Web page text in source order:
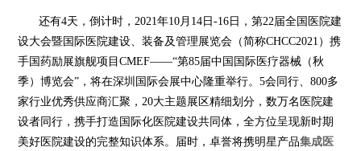
还有4天，倒计时， 2021年10月14日-16日， 第22届全国医院建
设大会暨国际医院建设、装备及管理展览会（简称CHCC2021）携
手国药励展旗舰项目CMEF——“第85届中国国际医疗器械（秋
季）博览会”，将在深圳国际会展中心隆重举行。5会同行、800多
家行业优秀供应商汇聚，20大主题展区精细划分，数万名医院建
设者同行，携手打造国际化医院建设共同体，全方位呈现新时期
美好医院建设的完整知识体系。届时，卓誉将携明星产品集成医